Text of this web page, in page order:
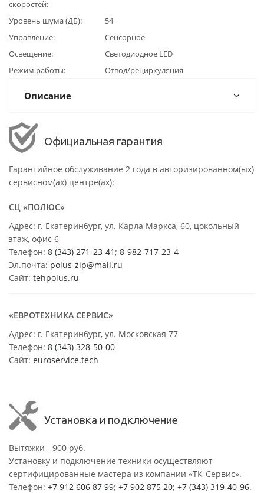
скоростей
Уровень шума (ДБ)
54
Управление
Сенсорное
Освещение
Светодиодное LED
Режим работы
Отвод/рециркуляция
Описание
Официальная гарантия
Гарантийное обслуживание 2 года в авторизированном(ых)
сервисном(ах) центре(ах):
СЦ «ПОЛЮС»
Адрес: г. Екатеринбург, ул. Карла Маркса, 60, цокольный
этаж, офис 6
Телефон: 8 (343) 271-23-41 ; 8-982-717-23-4
Эл.почта: polus-zip@mail.ru
Сайт: tehpolus.ru
«ЕВРОТЕХНИКА СЕРВИС»
Адрес: г. Екатеринбург, ул. Московская 77
Телефон: 8 (343) 328-50-00
Сайт: euroservice.tech
Установка и подключение
Вытяжки - 900 руб.
Установку и подключение техники осуществляют
сертифицированные мастера из компании «ТК-Сервис».
Телефон: +7 912 606 87 99; +7 902 875 20; +7 (343) 319-40-96.